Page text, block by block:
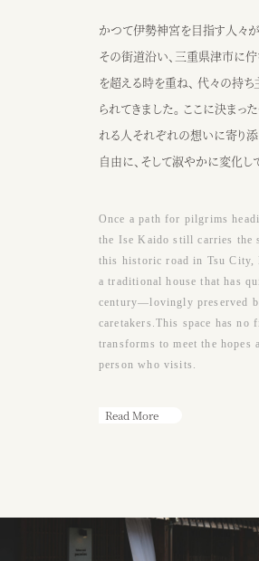
カフェ
JR阿漕駅から徒歩15分、三交バスエンマ堂前
（カフェ）月〜土・祝日 ： 9：00〜17：00
※日曜または17時以降、ウェディング貸切
かつて伊勢神宮を目指す人々が
その街道沿い、三重県津市に
を超える時を重ね、 代々の持
られてきました。 ここに決まっ
れる人それぞれの想いに寄り
自由に、そして淑やかに変化し
Once a path for pilgrims
the Ise Kaido still carries the
this historic road in Tsu City,
a traditional house that has
century—lovingly preserved
caretakers.This space has no
transforms to meet the hopes
person who visits.
Read More